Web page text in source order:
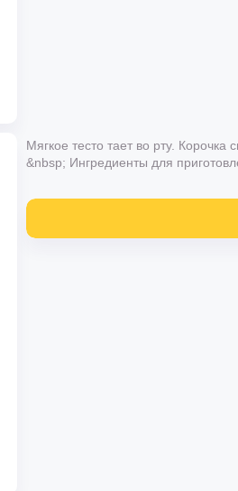
Мягкое тесто тает во рту.
&nbsp; Ингредиенты для